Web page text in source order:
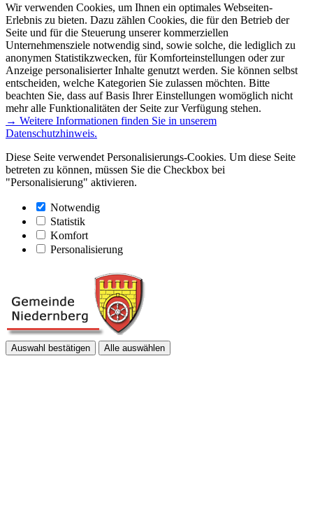
Wir verwenden Cookies, um Ihnen ein optimales Webseiten-
Erlebnis zu bieten. Dazu zählen Cookies, die für den Betrieb der
Seite und für die Steuerung unserer kommerziellen
Unternehmensziele notwendig sind, sowie solche, die lediglich zu
anonymen Statistikzwecken, für Komforteinstellungen oder zur
Anzeige personalisierter Inhalte genutzt werden. Sie können selbst
entscheiden, welche Kategorien Sie zulassen möchten. Bitte
beachten Sie, dass auf Basis Ihrer Einstellungen womöglich nicht
mehr alle Funktionalitäten der Seite zur Verfügung stehen.
→ Weitere Informationen finden Sie in unserem
Datenschutzhinweis.
Diese Seite verwendet Personalisierungs-Cookies. Um diese Seite
betreten zu können, müssen Sie die Checkbox bei
"Personalisierung" aktivieren.
Notwendig
Statistik
Komfort
Personalisierung
Auswahl bestätigen Alle auswählen